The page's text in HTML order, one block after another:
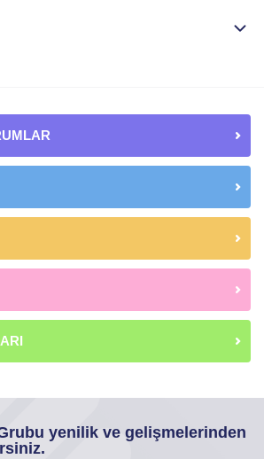
yenilik ve gelişmelerinden